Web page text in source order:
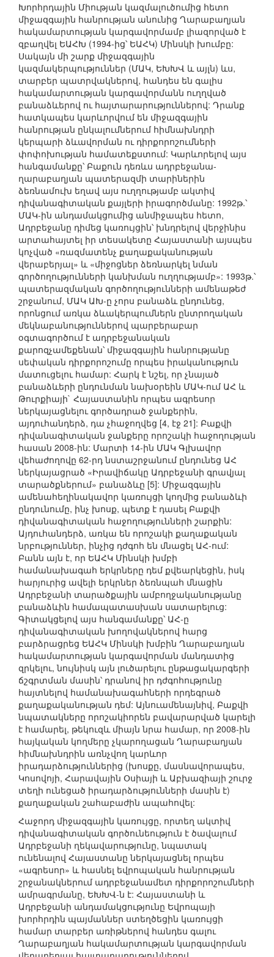
Խորհրդային Միության կազմալուծումից հետո
միջազգային հանրության անունից Ղարաբաղյան
հակամարտության կարգավորմամբ լիազորված է
զբաղվել ԵԱՀԽ (1994-ից՝ ԵԱՀԿ) Մինսկի խումբը:
Սակայն մի շարք միջազգային
կազմակերպություններ (ՄԱԿ, ԵԽԽՎ և այլն) ևս,
տարբեր պատրվակներով, հանդես են գալիս
հակամարտության կարգավորմանն ուղղված
բանաձևերով ու հայտարարություններով: Դրանք
հատկապես կարևորվում են միջազգային
հանրության ընկալումներում հիմնախնդրի
կերպարի ձևավորման ու դիրքորոշումների
փոփոխության համատեքստում: Կարևորելով այս
հանգամանքը՝ Բաքուն դեռևս ադրբեջանա-
ղարաբաղյան պատերազմի տարիներին
ձեռնամուխ եղավ այս ուղղությամբ ակտիվ
դիվանագիտական քայլերի իրագործմանը: 1992թ.՝
ՄԱԿ-ին անդամակցումից անմիջապես հետո,
Ադրբեջանը դիմեց կառույցին՝ խնդրելով վերջինիս
արտահայտել իր տեսակետը Հայաստանի այսպես
կոչված «ռազմատենչ քաղաքականության
վերաբերյալ» և «միջոցներ ձեռնարկել նման
գործողությունների կանխման ուղղությամբ»: 1993թ.՝
պատերազմական գործողությունների ամենաթեժ
շրջանում, ՄԱԿ ԱԽ-ը չորս բանաձև ընդունեց,
որոնցում առկա ձևակերպումներն ընտրողական
մեկնաբանություններով պարբերաբար
օգտագործում է ադրբեջանական
քարոզչամեքենան՝ միջազգային հանրությանը
սեփական դիրքորոշումը որպես իրականություն
մատուցելու համար: Հարկ է նշել, որ չնայած
բանաձևերի ընդունման նախօրեին ՄԱԿ-ում ԱՀ և
Թուրքիայի` Հայաստանին որպես ագրեսոր
ներկայացնելու գործադրած ջանքերին,
այդուհանդերձ, դա չհաջողվեց [4, էջ 21]: Բաքվի
դիվանագիտական ջանքերը որոշակի հաջողության
հասան 2008-ին: Մարտի 14-ին ՄԱԿ Գլխավոր
վեհաժողովը 62-րդ նստաշրջանում ընդունեց ԱՀ
ներկայացրած «Իրավիճակը Ադրբեջանի գրավյալ
տարածքներում» բանաձևը [5]: Միջազգային
ամենահեղինակավոր կառույցի կողմից բանաձևի
ընդունումը, ինչ խոսք, պետք է դասել Բաքվի
դիվանագիտական հաջողությունների շարքին:
Այդուհանդերձ, առկա են որոշակի քաղաքական
նրբություններ, ինչից դժգոհ են մնացել ԱՀ-ում:
Բանն այն է, որ ԵԱՀԿ Մինսկի խմբի
համանախագահ երկրները դեմ քվեարկեցին, իսկ
հարյուրից ավելի երկրներ ձեռնպահ մնացին
Ադրբեջանի տարածքային ամբողջականությանը
բանաձևին համապատասխան սատարելուց:
Գիտակցելով այս հանգամանքը՝ ԱՀ-ը
դիվանագիտական խողովակներով հարց
բարձրացրեց ԵԱՀԿ Մինսկի խմբին Ղարաբաղյան
հակամարտության կարգավորման մանդատից
զրկելու, նույնիսկ այն լուծարելու ընթացակարգերի
ճշգրտման մասին՝ դրանով իր դժգոհությունը
հայտնելով համանախագահների որդեգրած
քաղաքականության դեմ: Այնուամենայնիվ, Բաքվի
նպատակները որոշակիորեն բավարարված կարելի
է համարել, թեկուզև միայն նրա համար, որ 2008-ին
հայկական կողմերը չկարողացան Ղարաբաղյան
հիմնախնդրին առնչվող կարևոր
իրադարձություններից (խոսքը, մասնավորապես,
Կոսովոյի, Հարավային Օսիայի և Աբխազիայի շուրջ
տեղի ունեցած իրադարձությունների մասին է)
քաղաքական շահաբաժին ապահովել:
Հաջորդ միջազգային կառույցը, որտեղ ակտիվ
դիվանագիտական գործունեություն է ծավալում
Ադրբեջանի ղեկավարությունը, նպատակ
ունենալով Հայաստանը ներկայացնել որպես
«ագրեսոր» և հասնել եվրոպական հանրության
շրջանակներում ադրբեջանամետ դիրքորոշումների
ամրագրմանը, ԵԽԽՎ-ն է: Հայաստանի և
Ադրբեջանի անդամակցությունը Եվրոպայի
խորհրդին պայմաններ ստեղծեցին կառույցի
համար տարբեր առիթներով հանդես գալու
Ղարաբաղյան հակամարտության կարգավորման